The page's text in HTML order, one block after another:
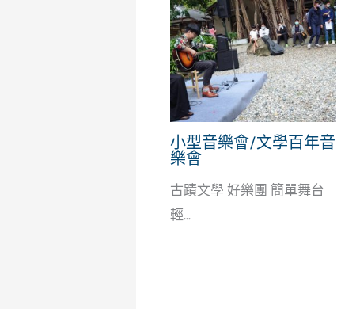
小型音樂會/文學百年音
樂會
古蹟文學 好樂團 簡單舞台
輕...